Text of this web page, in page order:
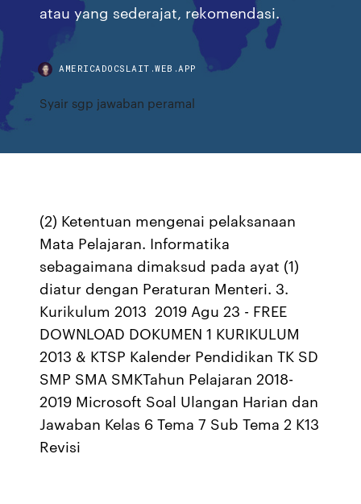
atau yang sederajat, rekomendasi.
AMERICADOCSLAIT.WEB.APP
Syair sgp jawaban peramal
(2) Ketentuan mengenai pelaksanaan
Mata Pelajaran. Informatika
sebagaimana dimaksud pada ayat (1)
diatur dengan Peraturan Menteri. 3.
Kurikulum 2013 2019 Agu 23 - FREE
DOWNLOAD DOKUMEN 1 KURIKULUM
2013 & KTSP Kalender Pendidikan TK SD
SMP SMA SMKTahun Pelajaran 2018-
2019 Microsoft Soal Ulangan Harian dan
Jawaban Kelas 6 Tema 7 Sub Tema 2 K13
Revisi